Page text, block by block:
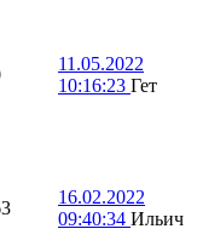
11.05.2022
10:16:23 Гет
16.02.2022
09:40:34 Ильич